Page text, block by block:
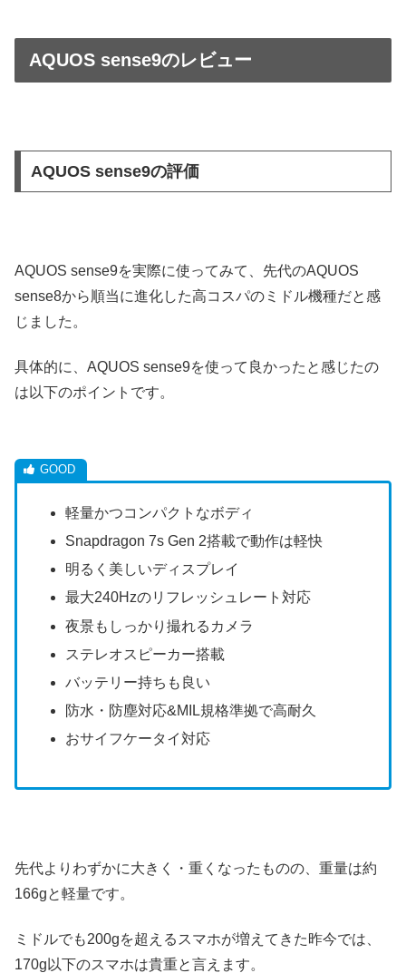
AQUOS sense9のレビュー
AQUOS sense9の評価
AQUOS sense9を実際に使ってみて、先代のAQUOS
sense8から順当に進化した高コスパのミドル機種だと感
じました。
具体的に、AQUOS sense9を使って良かったと感じたの
は以下のポイントです。
軽量かつコンパクトなボディ
Snapdragon 7s Gen 2搭載で動作は軽快
明るく美しいディスプレイ
最大240Hzのリフレッシュレート対応
夜景もしっかり撮れるカメラ
ステレオスピーカー搭載
バッテリー持ちも良い
防水・防塵対応&MIL規格準拠で高耐久
おサイフケータイ対応
先代よりわずかに大きく・重くなったものの、重量は約
166gと軽量です。
ミドルでも200gを超えるスマホが増えてきた昨今では、
170g以下のスマホは貴重と言えます。